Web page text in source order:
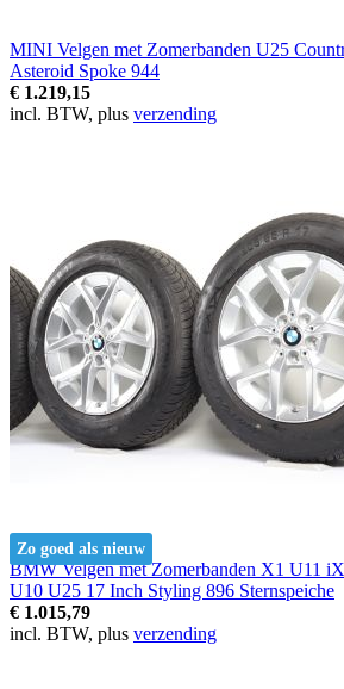
MINI Velgen met Zomerbanden U25
Asteroid Spoke 944
€ 1.219,15
incl. BTW, plus verzending
Zo goed als nieuw
BMW Velgen met Zomerbanden X1 U11
U10 U25 17 Inch Styling 896 Sternspeiche
€ 1.015,79
incl. BTW, plus verzending